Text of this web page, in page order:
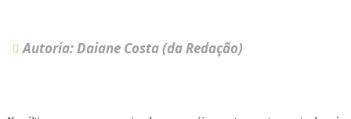
Autoria: Daiane Costa (da Redação)